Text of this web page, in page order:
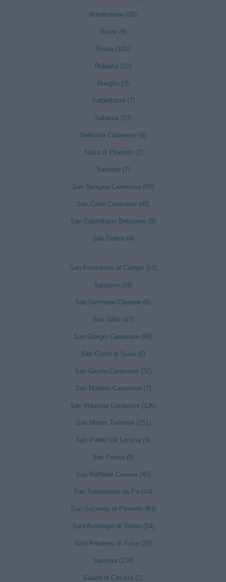
Rondissone (35)
Roure (9)
Rosta (101)
Rubiana (10)
Rueglio (3)
Salbertrand (7)
Salassa (33)
Salerano Canavese (6)
Salza di Pinerolo (2)
Samone (7)
San Benigno Canavese (65)
San Carlo Canavese (45)
San Colombano Belmonte (9)
San Didero (4)
San Francesco al Campo (53)
Sangano (28)
San Germano Chisone (6)
San Gillio (47)
San Giorgio Canavese (58)
San Giorio di Susa (6)
San Giusto Canavese (32)
San Martino Canavese (7)
San Maurizio Canavese (136)
San Mauro Torinese (251)
San Pietro Val Lemina (9)
San Ponso (8)
San Raffaele Cimena (45)
San Sebastiano da Po (24)
San Secondo di Pinerolo (83)
Sant'Ambrogio di Torino (54)
Sant'Antonino di Susa (31)
Santena (138)
Sauze di Cesana (2)